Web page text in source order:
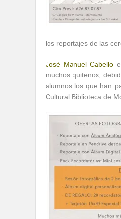
los reportajes de las
José Manuel Cabello
muchos quiteños,
alumnos los que han
Cultural Biblioteca de